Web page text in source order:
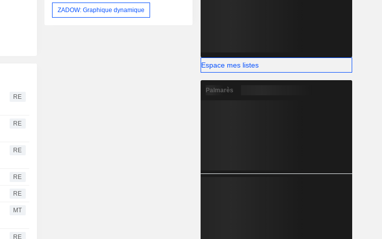
RE
RE
RE
RE
RE
MT
RE
ZADOW: Graphique dynamique
Espace mes listes
Palmarès